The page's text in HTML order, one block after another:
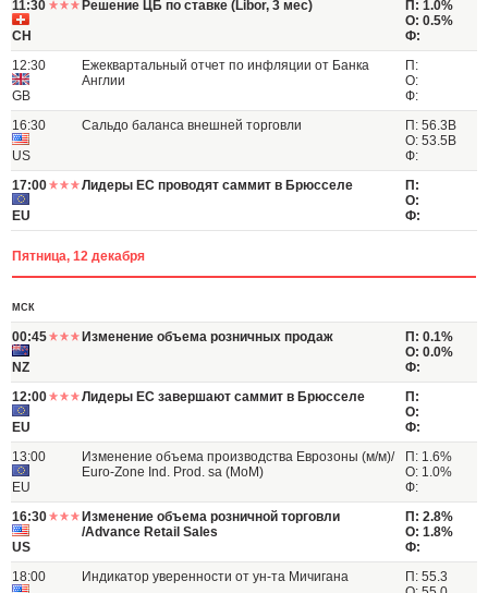
11:30
CH
Решение ЦБ по ставке (Libor, 3 мес)
П: 1.0%
О: 0.5%
Ф:
12:30
GB
Ежеквартальный отчет по инфляции от Банка
Англии
П:
О:
Ф:
16:30
US
Сальдо баланса внешней торговли
П: 56.3B
О: 53.5B
Ф:
17:00
EU
Лидеры ЕС проводят саммит в Брюсселе
П:
О:
Ф:
Пятница, 12 декабря
МСК
00:45
NZ
Изменение объема розничных продаж
П: 0.1%
О: 0.0%
Ф:
12:00
EU
Лидеры ЕС завершают саммит в Брюсселе
П:
О:
Ф:
13:00
EU
Изменение объема производства Еврозоны (м/м)/
Euro-Zone Ind. Prod. sa (MoM)
П: 1.6%
О: 1.0%
Ф:
16:30
US
Изменение объема розничной торговли
/Advance Retail Sales
П: 2.8%
О: 1.8%
Ф:
18:00
Индикатор уверенности от ун-та Мичигана
П: 55.3